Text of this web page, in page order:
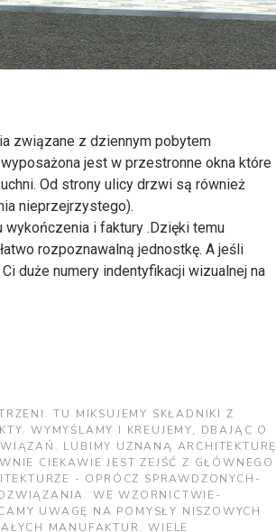
związane z dziennym pobytem
jest w przestronne okna które
Od strony ulicy drzwi są również
nieprzejrzystego).
wykończenia i faktury .Dzięki temu
rozpoznawalną jednostkę. A jeśli
duże numery indentyfikacji wizualnej na
TU MIKSUJEMY SKŁADNIKI Z
WYMYŚLAMY I KREUJEMY, DBAJĄC O
LUBIMY UZNANĄ ARCHITEKTURĘ
CIEKAWIE JEST ZEJŚĆ Z GŁÓWNEGO
- OPRÓCZ SPRAWDZONYCH-
WE WZORNICTWIE-
UWAGĘ NA POMYSŁY NISZOWYCH
MANUFAKTUR. WIELE